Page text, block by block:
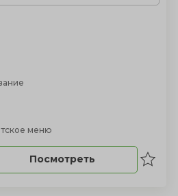
меню
Посмотреть